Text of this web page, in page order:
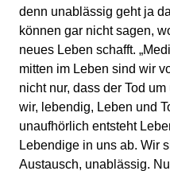
denn unablässig geht ja
können gar nicht sagen,
neues Leben schafft.
mitten im Leben sind wir
nicht nur, dass der Tod
wir, lebendig, Leben und
unaufhörlich entsteht
Lebendige in uns ab. Wir
Austausch, unablässig.